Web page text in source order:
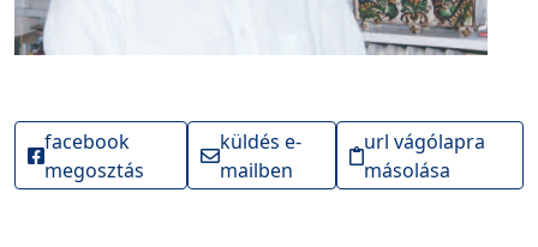
facebook
megosztás
küldés e-
mailben
url vágólapra
másolása